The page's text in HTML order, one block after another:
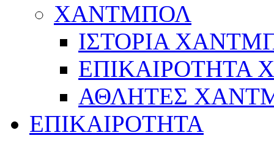
ΧΑΝΤΜΠΟΛ
ΙΣΤΟΡΙΑ
ΕΠΙΚΑΙΡΟΤΗΤΑ
ΑΘΛΗΤΕΣ
ΕΠΙΚΑΙΡΟΤΗΤΑ